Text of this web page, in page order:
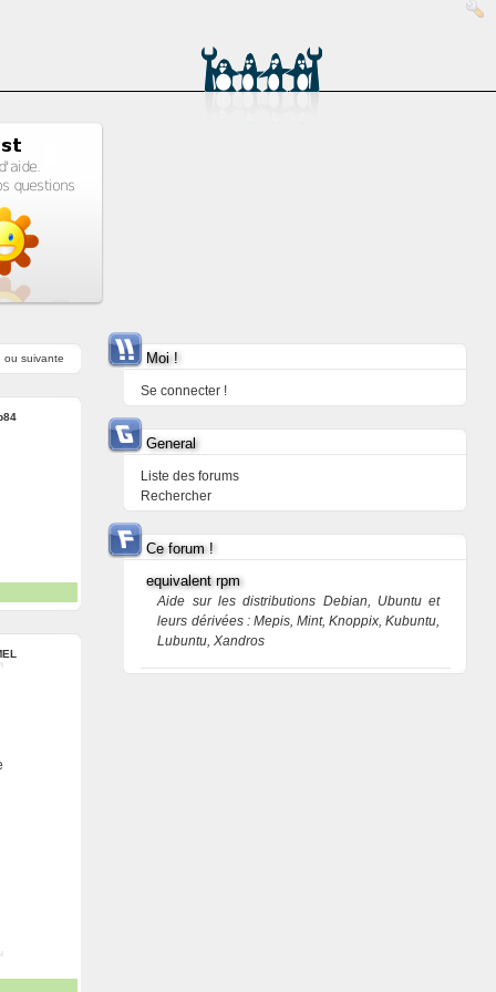
ou suivante Moi !
Se connecter !
General
Liste des forums
Rechercher
Ce forum !
equivalent rpm
Aide sur les distributions Debian, Ubuntu et
leurs dérivées : Mepis, Mint, Knoppix, Kubuntu,
Lubuntu, Xandros